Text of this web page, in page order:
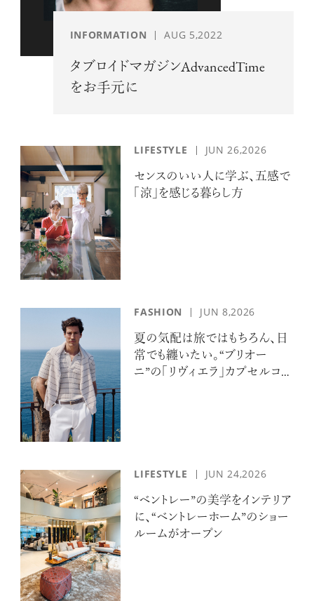
INFORMATION AUG 5,2022
タブロイドマガジンAdvancedTime
をお手元に
LIFESTYLE JUN 26,2026
センスのいい人に学ぶ、五感で
「涼」を感じる暮らし方
FASHION JUN 8,2026
夏の気配は旅ではもちろん、日
常でも纏いたい。“ブリオー
ニ”の「リヴィエラ」カプセルコレ
LIFESTYLE JUN 24,2026
“ベントレー”の美学をインテリア
に、“ベントレーホーム”のショー
ルームがオープン